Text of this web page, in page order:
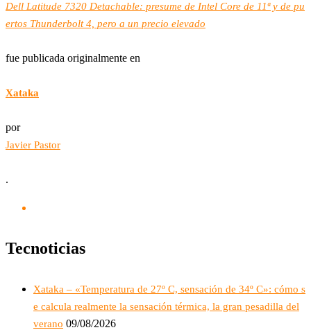
Dell Latitude 7320 Detachable: presume de Intel Core de 11ª y de pu
ertos Thunderbolt 4, pero a un precio elevado
fue publicada originalmente en
Xataka
por
Javier Pastor
.
Tecnoticias
Xataka – «Temperatura de 27º C, sensación de 34º C»: cómo s
e calcula realmente la sensación térmica, la gran pesadilla del
verano 09/08/2026